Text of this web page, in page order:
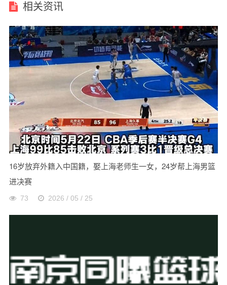
相关资讯
16岁放弃外籍入中国籍，娶上海老师生一女，24岁帮上海男篮
进决赛
73 2026 / 05 / 25